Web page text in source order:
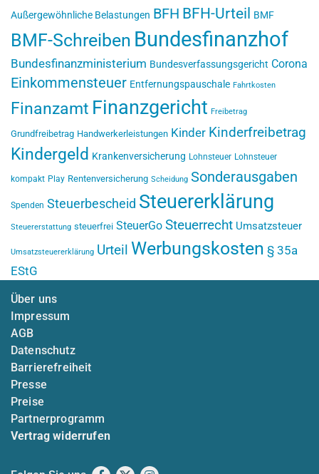
Außergewöhnliche Belastungen BFH BFH-Urteil BMF
BMF-Schreiben Bundesfinanzhof
Bundesfinanzministerium Bundesverfassungsgericht Corona
Einkommensteuer Entfernungspauschale Fahrtkosten
Finanzamt Finanzgericht Freibetrag
Grundfreibetrag Handwerkerleistungen Kinder Kinderfreibetrag
Kindergeld Krankenversicherung Lohnsteuer Lohnsteuer
kompakt Play Rentenversicherung Scheidung Sonderausgaben
Spenden Steuerbescheid Steuererklärung
Steuererstattung steuerfrei SteuerGo Steuerrecht Umsatzsteuer
Umsatzsteuererklärung Urteil Werbungskosten § 35a
EStG
Über uns
Impressum
AGB
Datenschutz
Barrierefreiheit
Presse
Preise
Partnerprogramm
Vertrag widerrufen